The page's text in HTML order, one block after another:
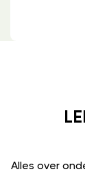
Alles over